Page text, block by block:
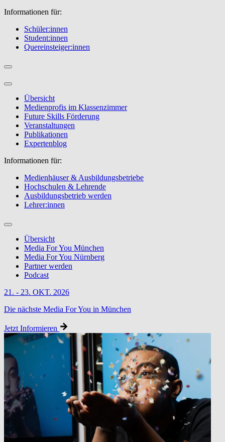
Informationen für:
Schüler:innen
Student:innen
Quereinsteiger:innen
Übersicht
Medienprofis im Klassenzimmer
Future Skills Förderung
Veranstaltungen
Publikationen
Expertenblog
Informationen für:
Medienhäuser & Ausbildungsbetriebe
Hochschulen & Lehrende
Ausbildungsbetrieb werden
Lehrer:innen
Übersicht
Media For You München
Media For You Nürnberg
Partner werden
Podcast
21. - 23. OKT. 2026
Die nächste Media For You in München
Jetzt Informieren